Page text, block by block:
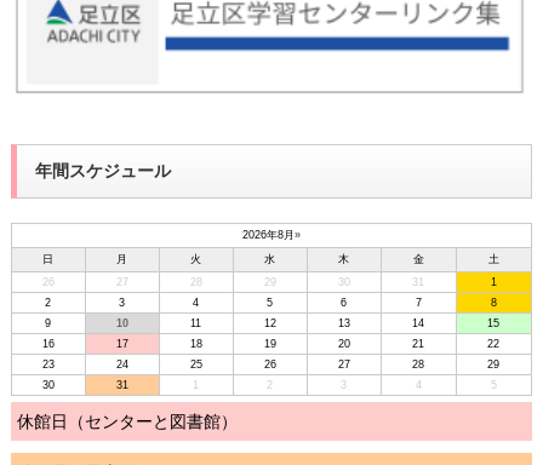
年間スケジュール
2026年8月 »
日
月 火 水 木 金
土
26
27 28 29 30 31
1
2
3 4 5 6 7
8
9
10 11 12 13 14
15
16
17 18 19 20 21
22
23
24 25 26 27 28
29
30
31 2 3 4 5
休館日（センターと図書館）